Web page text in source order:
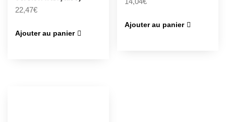
22,47€
Ajouter au panier
Ajouter au panier